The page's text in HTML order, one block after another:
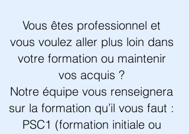
Vous êtes professionnel et
vous voulez aller plus loin dans
votre formation ou maintenir
vos acquis ?
Notre équipe vous renseignera
sur la formation qu’il vous faut :
PSC1 (formation initiale ou